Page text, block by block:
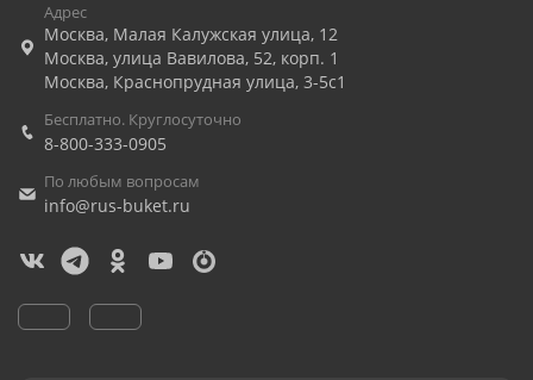
Адрес
Москва, Малая Калужская улица, 12
Москва, улица Вавилова, 52, корп. 1
Москва, Краснопрудная улица, 3-5с1
Бесплатно. Круглосуточно
8-800-333-0905
По любым вопросам
info@rus-buket.ru